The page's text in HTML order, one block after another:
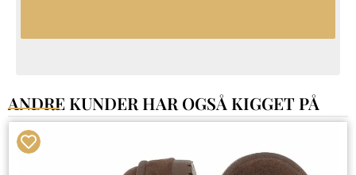
ANDRE KUNDER HAR OGSÅ KIGGET PÅ